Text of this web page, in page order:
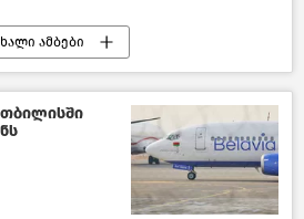
ამბები
თბილისში